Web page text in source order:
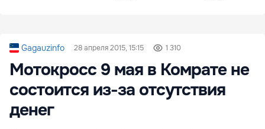
Gagauzinfo 28 апреля 2015, 15:15 1 310
Мотокросс 9 мая в Комрате не
состоится из-за отсутствия
денег